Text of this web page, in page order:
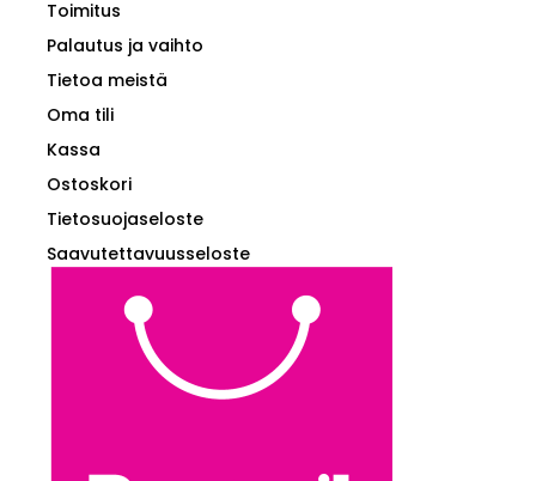
Toimitus
Palautus ja vaihto
Tietoa meistä
Oma tili
Kassa
Ostoskori
Tietosuojaseloste
Saavutettavuusseloste